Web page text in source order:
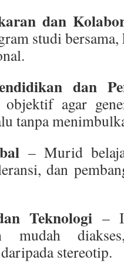
dan
studi
dan
objektif agar
tanpa
– Murid
dan
Teknologi –
mudah
stereotip.